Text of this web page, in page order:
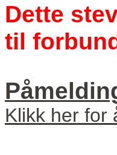
Dette
til
Klikk her for